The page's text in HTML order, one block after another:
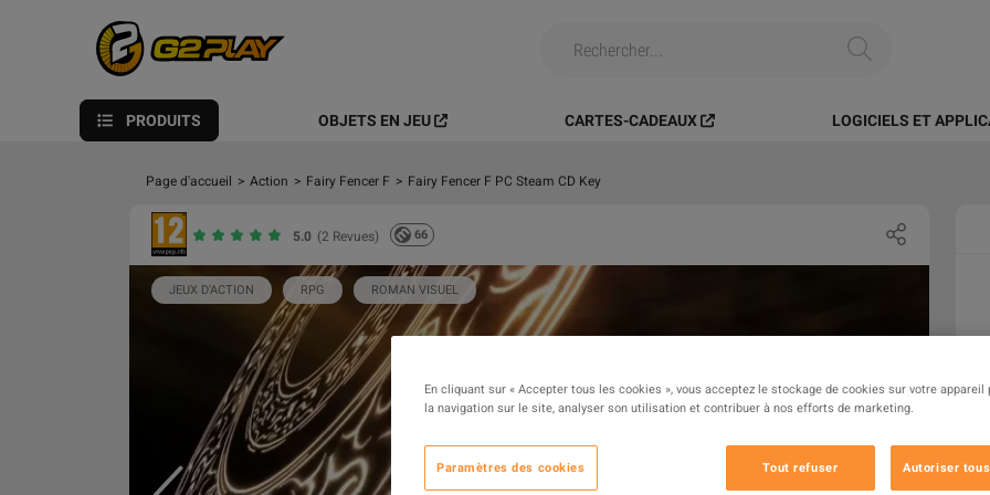
PRODUITS OBJETS EN JEU CARTES-CADEAUX LOGICIELS ET
Page d'accueil > Action > Fairy Fencer F > Fairy Fencer F PC Steam CD Key
5.0 (2 Revues) 66
JEUX D'ACTION RPG ROMAN VISUEL
En cliquant sur « Accepter tous les cookies », vous acceptez le stockage de cookies sur votre appareil
la navigation sur le site, analyser son utilisation et contribuer à nos efforts de marketing.
Paramètres des cookies Tout refuser Autoriser